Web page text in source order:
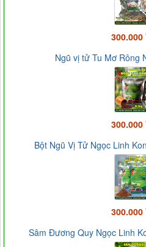
300.000
Ngũ vị tử Tu Mơ Rông
300.000
Bột Ngũ Vị Tử Ngọc Linh
300.000
Sâm Đương Quy Ngọc Linh